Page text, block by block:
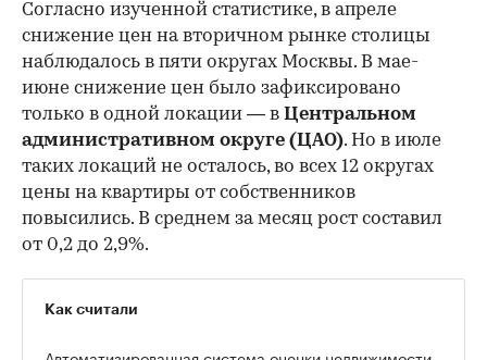
Согласно изученной статистике, в апреле
снижение цен на вторичном рынке столицы
наблюдалось в пяти округах Москвы. В мае-
июне снижение цен было зафиксировано
только в одной локации — в Центральном
административном округе (ЦАО). Но в июле
таких локаций не осталось, во всех 12 округах
цены на квартиры от собственников
повысились. В среднем за месяц рост составил
от 0,2 до 2,9%.
Как считали